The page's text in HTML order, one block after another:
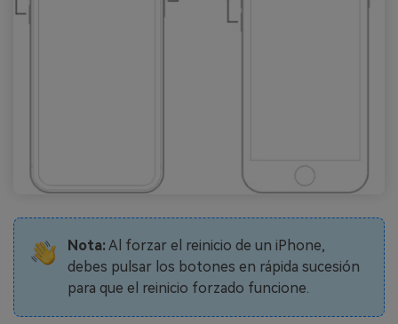
Nota:Al forzar el reinicio de un iPhone,
debes pulsar los botones en rápida sucesión
para que el reinicio forzado funcione.